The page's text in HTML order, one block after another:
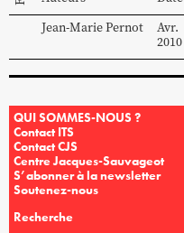
Jean-MariePernot
Avr.
2010
QUI SOMMES-NOUS ?
Contact ITS
Contact CJS
Centre Jacques-Sauvageot
S’abonner à la newsletter
Soutenez-nous
Recherche